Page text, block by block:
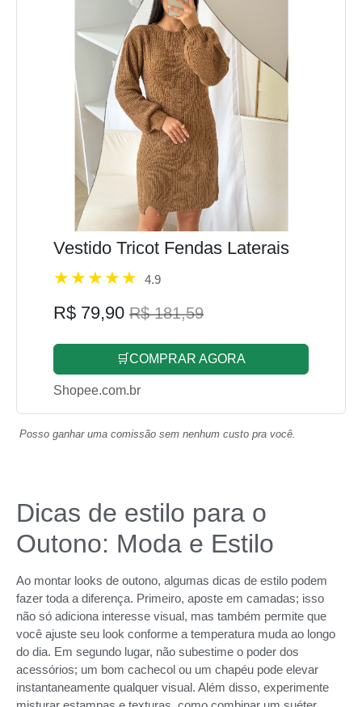
Vestido Tricot Fendas Laterais
4.9
R$ 79,90 R$ 181,59
🛒COMPRAR AGORA
Shopee.com.br
Posso ganhar uma comissão sem nenhum custo pra você.
Dicas de estilo para o
Outono: Moda e Estilo
Ao montar looks de outono, algumas dicas de estilo podem
fazer toda a diferença. Primeiro, aposte em camadas; isso
não só adiciona interesse visual, mas também permite que
você ajuste seu look conforme a temperatura muda ao longo
do dia. Em segundo lugar, não subestime o poder dos
acessórios; um bom cachecol ou um chapéu pode elevar
instantaneamente qualquer visual. Além disso, experimente